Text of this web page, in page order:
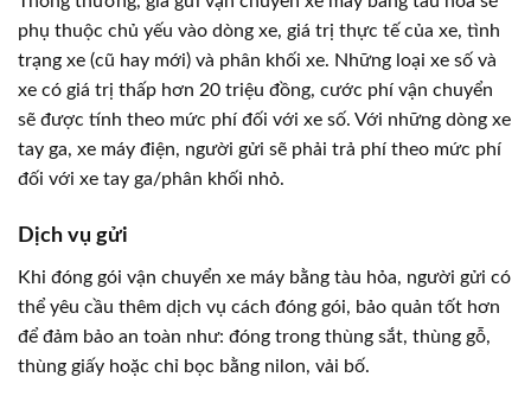
phụ thuộc chủ yếu vào dòng xe, giá trị thực tế của xe, tình
trạng xe (cũ hay mới) và phân khối xe. Những loại xe số và
xe có giá trị thấp hơn 20 triệu đồng, cước phí vận chuyển
sẽ được tính theo mức phí đối với xe số. Với những dòng xe
tay ga, xe máy điện, người gửi sẽ phải trả phí theo mức phí
đối với xe tay ga/phân khối nhỏ.
Dịch vụ gửi
Khi đóng gói vận chuyển xe máy bằng tàu hỏa, người gửi có
thể yêu cầu thêm dịch vụ cách đóng gói, bảo quản tốt hơn
để đảm bảo an toàn như: đóng trong thùng sắt, thùng gỗ,
thùng giấy hoặc chỉ bọc bằng nilon, vải bố.